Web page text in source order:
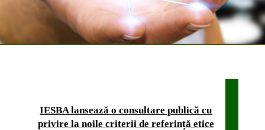
IESBA lansează o consultare publică cu
privire la noile criterii de referință etice